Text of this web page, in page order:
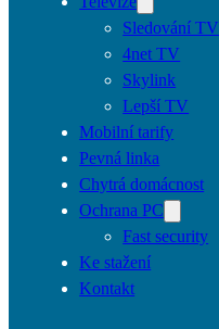
Sledování TV
4net TV
Skylink
Lepší TV
Mobilní tarify
Pevná linka
Chytrá domácnost
Ochrana PC
Fast security
Ke stažení
Kontakt